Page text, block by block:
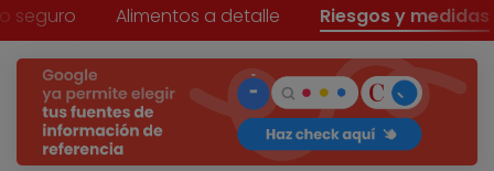
seguro Alimentos a detalle Riesgos y medidas